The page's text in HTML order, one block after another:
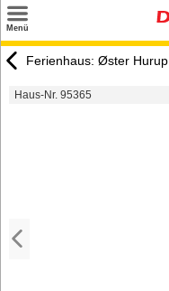
Menü
Urlaubsziele
Ferienhaus: Øster Hurup
Haus-Nr. 95365